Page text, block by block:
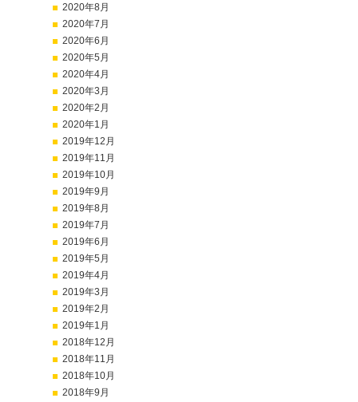
2020年8月
2020年7月
2020年6月
2020年5月
2020年4月
2020年3月
2020年2月
2020年1月
2019年12月
2019年11月
2019年10月
2019年9月
2019年8月
2019年7月
2019年6月
2019年5月
2019年4月
2019年3月
2019年2月
2019年1月
2018年12月
2018年11月
2018年10月
2018年9月